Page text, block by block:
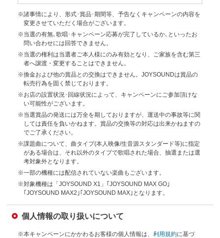
※諸事情により、形式･賞品･期間等、予告なくキャンペーンの内容を
変更させていただく場合がございます。
※当選の有無､歌唱･キャンペーン応募が完了しているか､といったお
問い合わせには回答できません。
※当選の権利は当選者ご本人様にのみ有効となり、ご家族を含む第三
者へ譲渡・変更することはできません。
※換金および他の賞品との交換はできません。JOYSOUNDは賞品の
転売行為を固く禁じております。
※お店の設置状況･回線状況によって、キャンペーンにご参加頂けな
い可能性がございます。
※当選賞品の発送には万全を期しておりますが、運送中の事故等に関
しては責任を負いかねます。賞品の交換等の対応は出来かねますの
でご了承ください。
※課題曲について、曲タイプ(本人映像/生音源スタンダード等)に指定
がある場合は、それ以外のタイプで歌唱された場合、抽選または選
考対象外となります。
※一部の機種には配信されていない楽曲もございます。
※対象機種は「JOYSOUND X1」｢JOYSOUND MAX GO｣
｢JOYSOUND MAX2｣｢JOYSOUND MAX｣となります。
個人情報の取り扱いについて
※本キャンペーンにかかわるお客様の個人情報は、利用規約に基づ